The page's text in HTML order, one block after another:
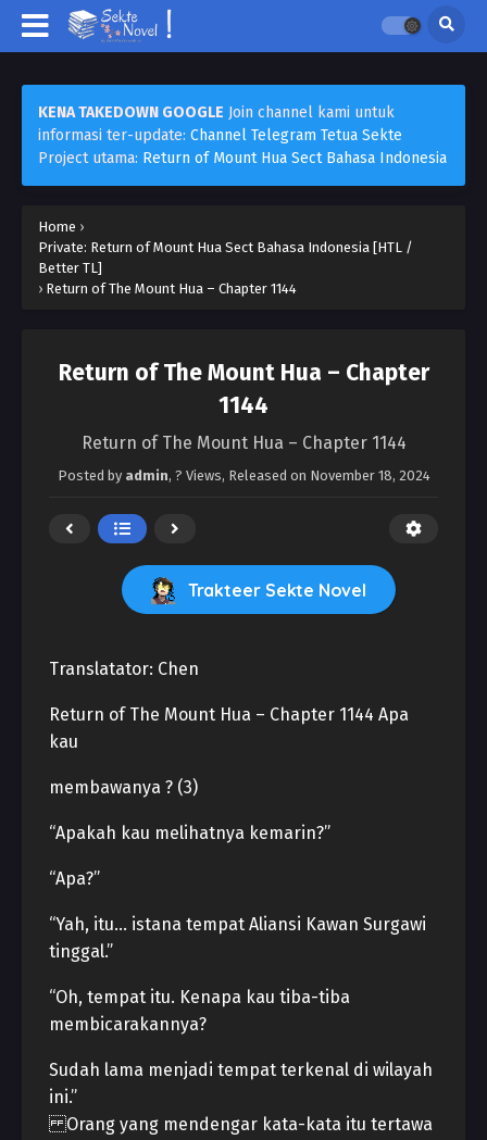
KENA TAKEDOWN GOOGLE Join channel kami untuk
informasi ter-update: Channel Telegram Tetua Sekte
Project utama: Return of Mount Hua Sect Bahasa Indonesia
Home ›
Private: Return of Mount Hua Sect Bahasa Indonesia [HTL /
Better TL]
› Return of The Mount Hua – Chapter 1144
Return of The Mount Hua – Chapter
1144
Return of The Mount Hua – Chapter 1144
Posted by admin, ? Views, Released on November 18, 2024
Trakteer Sekte Novel
Translatator: Chen
Return of The Mount Hua – Chapter 1144 Apa
kau
membawanya ? (3)
“Apakah kau melihatnya kemarin?”
“Apa?”
“Yah, itu… istana tempat Aliansi Kawan Surgawi
tinggal.”
“Oh, tempat itu. Kenapa kau tiba-tiba
membicarakannya?
Sudah lama menjadi tempat terkenal di wilayah
ini.”
Orang yang mendengar kata-kata itu tertawa